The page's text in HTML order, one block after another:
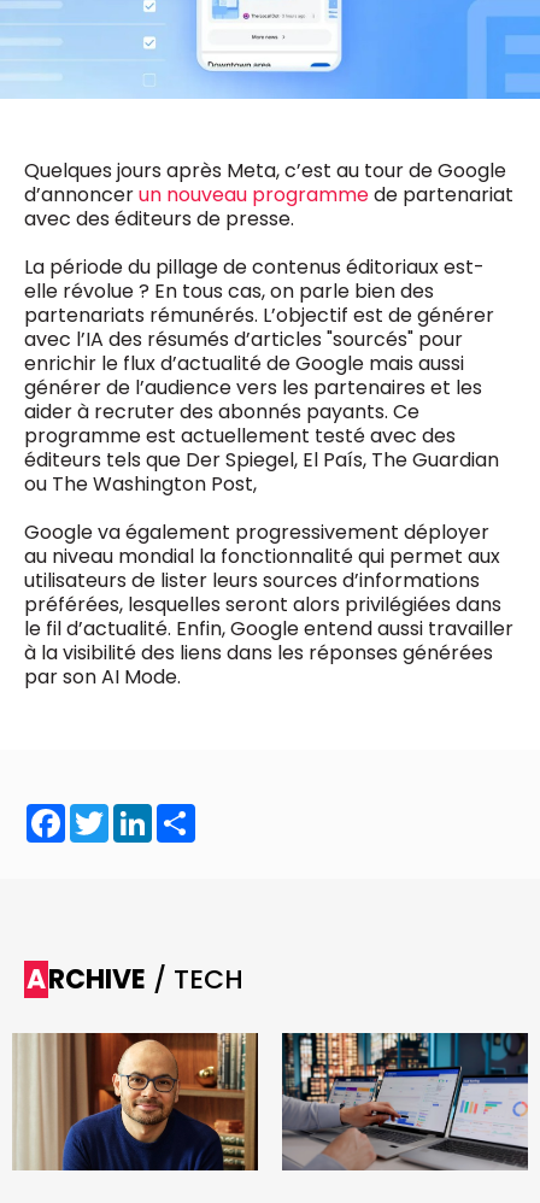
Quelques jours après Meta, c’est au tour de Google
d’annoncerun nouveau programmede partenariat
avec des éditeurs de presse.
La période du pillage de contenus éditoriaux est-
elle révolue ? En tous cas, on parle bien des
partenariats rémunérés. L’objectif est de générer
avec l’IA des résumés d’articles "sourcés" pour
enrichir le flux d’actualité de Google mais aussi
générer de l’audience vers les partenaires et les
aider à recruter des abonnés payants. Ce
programme est actuellement testé avec des
éditeurs tels que Der Spiegel, El País, The Guardian
ou The Washington Post,
Google va également progressivement déployer
au niveau mondial la fonctionnalité qui permet aux
utilisateurs de lister leurs sources d’informations
préférées, lesquelles seront alors privilégiées dans
le fil d’actualité. Enfin, Google entend aussi travailler
à la visibilité des liens dans les réponses générées
par son AI Mode.
Facebook
TwitterLinkedIn
ARCHIVE / TECH
0498 88 64 89
f.bouchar@mm.be
Chief Editor
g.byl@mm.be
Chief Editor
0477 37 31 65
d.lemaire@mm.be
NOTRE CONTENU DIGITAL :
Daily
Freemium
access
5 x week
MM e - News
1 x week
1 x week
MM Tech
10 x year
MM Best of
Research
10 x year
MM Blue
4 x year
MM Magazine
(digital)
Des questions ?